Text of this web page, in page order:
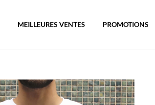
MEILLEURES VENTES PROMOTIONS